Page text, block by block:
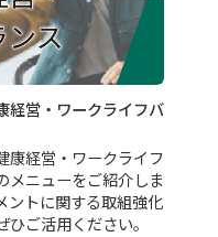
経営・ワークライフバ
康経営・ワークライフ
メニューをご紹介しま
ントに関する取組強化
ご活用ください。